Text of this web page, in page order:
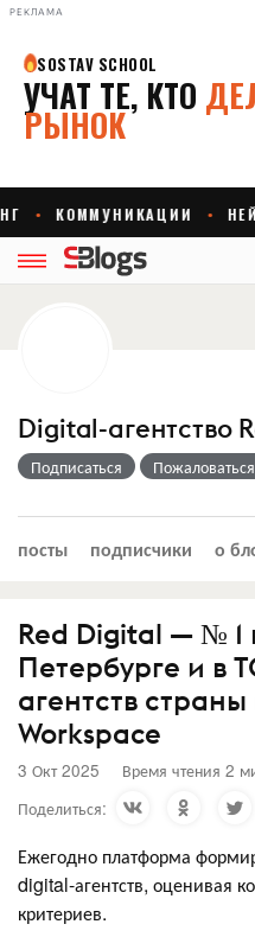
РЕКЛАМА
Digital-агентство
Подписаться Пожаловаться
посты подписчики о
Red Digital — № 1
Петербурге и в
агентств
Workspace
3 Окт 2025 Время чтения 2
Поделиться:
Ежегодно платформа
digital-агентств, оценивая
критериев.